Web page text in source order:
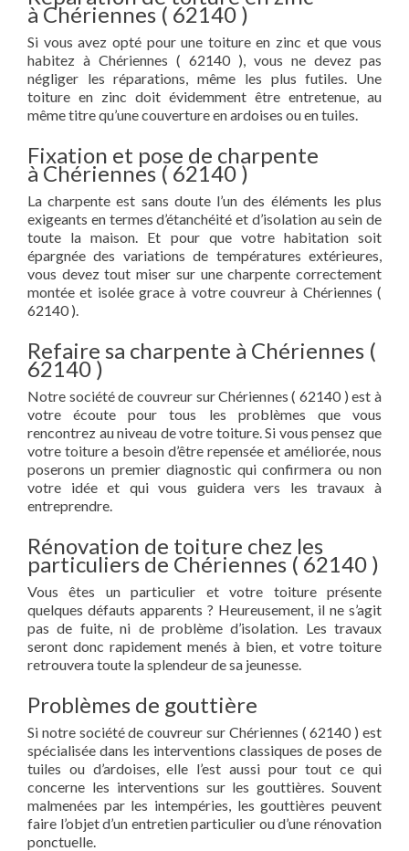
à Chériennes ( 62140 )
Si vous avez opté pour une toiture en zinc et que vous
habitez à Chériennes ( 62140 ), vous ne devez pas
négliger les réparations, même les plus futiles. Une
toiture en zinc doit évidemment être entretenue, au
même titre qu’une couverture en ardoises ou en tuiles.
Fixation et pose de charpente
à Chériennes ( 62140 )
La charpente est sans doute l’un des éléments les plus
exigeants en termes d’étanchéité et d’isolation au sein de
toute la maison. Et pour que votre habitation soit
épargnée des variations de températures extérieures,
vous devez tout miser sur une charpente correctement
montée et isolée grace à votre couvreur à Chériennes (
62140 ).
Refaire sa charpente à Chériennes (
62140 )
Notre société de couvreur sur Chériennes ( 62140 ) est à
votre écoute pour tous les problèmes que vous
rencontrez au niveau de votre toiture. Si vous pensez que
votre toiture a besoin d’être repensée et améliorée, nous
poserons un premier diagnostic qui confirmera ou non
votre idée et qui vous guidera vers les travaux à
entreprendre.
Rénovation de toiture chez les
particuliers de Chériennes ( 62140 )
Vous êtes un particulier et votre toiture présente
quelques défauts apparents ? Heureusement, il ne s’agit
pas de fuite, ni de problème d’isolation. Les travaux
seront donc rapidement menés à bien, et votre toiture
retrouvera toute la splendeur de sa jeunesse.
Problèmes de gouttière
Si notre société de couvreur sur Chériennes ( 62140 ) est
spécialisée dans les interventions classiques de poses de
tuiles ou d’ardoises, elle l’est aussi pour tout ce qui
concerne les interventions sur les gouttières. Souvent
malmenées par les intempéries, les gouttières peuvent
faire l’objet d’un entretien particulier ou d’une rénovation
ponctuelle.